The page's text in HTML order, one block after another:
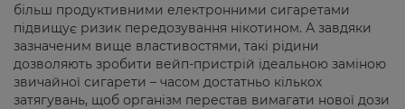
більш продуктивними електронними сигаретами
підвищує ризик передозування нікотином. А завдяки
зазначеним вище властивостями, такі рідини
дозволяють зробити вейп-пристрій ідеальною заміною
звичайної сигарети – часом достатньо кількох
затягувань, щоб організм перестав вимагати нової дози